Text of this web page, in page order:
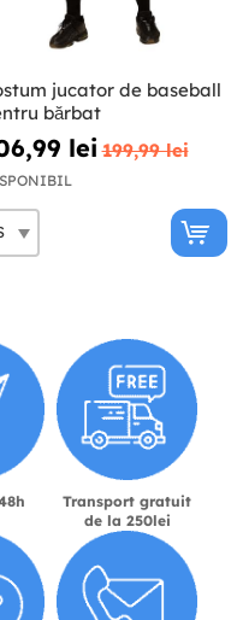
jucator de baseball
bărbat
lei 199,99 lei
Transport gratuit
de la 250lei